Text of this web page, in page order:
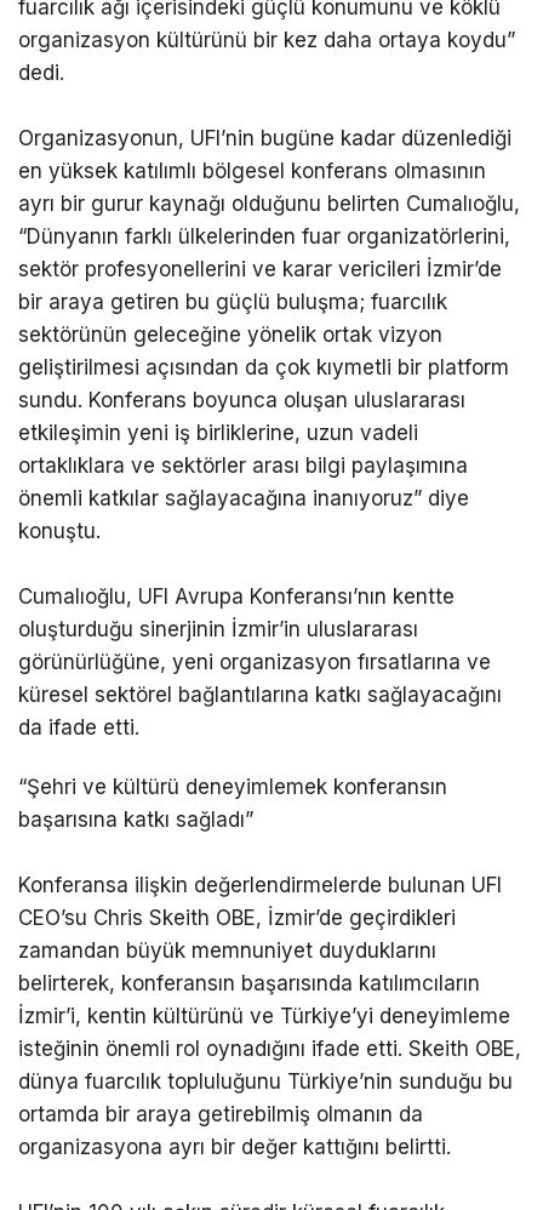
fuarcılık ağı içerisindeki güçlü konumunu ve köklü
organizasyon kültürünü bir kez daha ortaya koydu”
dedi.
Organizasyonun, UFI’nin bugüne kadar düzenlediği
en yüksek katılımlı bölgesel konferans olmasının
ayrı bir gurur kaynağı olduğunu belirten Cumalıoğlu,
“Dünyanın farklı ülkelerinden fuar organizatörlerini,
sektör profesyonellerini ve karar vericileri İzmir’de
bir araya getiren bu güçlü buluşma; fuarcılık
sektörünün geleceğine yönelik ortak vizyon
geliştirilmesi açısından da çok kıymetli bir platform
sundu. Konferans boyunca oluşan uluslararası
etkileşimin yeni iş birliklerine, uzun vadeli
ortaklıklara ve sektörler arası bilgi paylaşımına
önemli katkılar sağlayacağına inanıyoruz” diye
konuştu.
Cumalıoğlu, UFI Avrupa Konferansı’nın kentte
oluşturduğu sinerjinin İzmir’in uluslararası
görünürlüğüne, yeni organizasyon fırsatlarına ve
küresel sektörel bağlantılarına katkı sağlayacağını
da ifade etti.
“Şehri ve kültürü deneyimlemek konferansın
başarısına katkı sağladı”
Konferansa ilişkin değerlendirmelerde bulunan UFI
CEO’su Chris Skeith OBE, İzmir’de geçirdikleri
zamandan büyük memnuniyet duyduklarını
belirterek, konferansın başarısında katılımcıların
İzmir’i, kentin kültürünü ve Türkiye’yi deneyimleme
isteğinin önemli rol oynadığını ifade etti. Skeith OBE,
dünya fuarcılık topluluğunu Türkiye’nin sunduğu bu
ortamda bir araya getirebilmiş olmanın da
organizasyona ayrı bir değer kattığını belirtti.